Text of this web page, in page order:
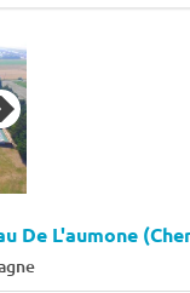
De L'aumone